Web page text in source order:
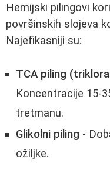
Hemijski pilingovi
površinskih slojeva
Najefikasniji su:
TCA piling
Koncentracije 15-
tretmanu.
Glikolni piling -
ožiljke.